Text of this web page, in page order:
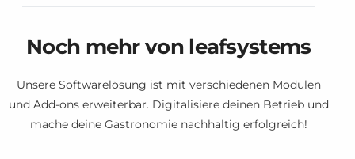
Noch mehr von leafsystems
Unsere Softwarelösung ist mit verschiedenen Modulen
und Add-ons erweiterbar. Digitalisiere deinen Betrieb und
mache deine Gastronomie nachhaltig erfolgreich!